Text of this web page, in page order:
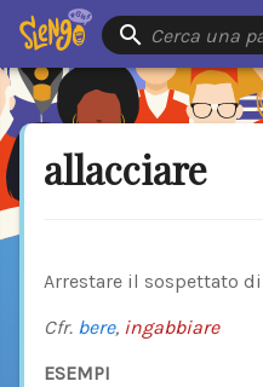
Cerca una
allacciare
Arrestare il sospettato
Cfr. bere, ingabbiare
ESEMPI